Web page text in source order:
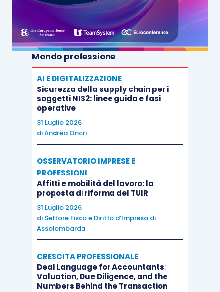
Mondo professione
AI E DIGITALIZZAZIONE
Sicurezza della supply chain per i
soggetti NIS2: linee guida e fasi
operative
31 Luglio 2026
diAndrea Onori
OSSERVATORIO IMPRESE E
PROFESSIONI
Affitti e mobilità del lavoro: la
proposta di riforma del TUIR
31 Luglio 2026
di Settore Fisco e Diritto d’Impresa di
Assolombarda
CRESCITA PROFESSIONALE
Deal Language for Accountants:
Valuation, Due Diligence, and the
Numbers Behind the Transaction